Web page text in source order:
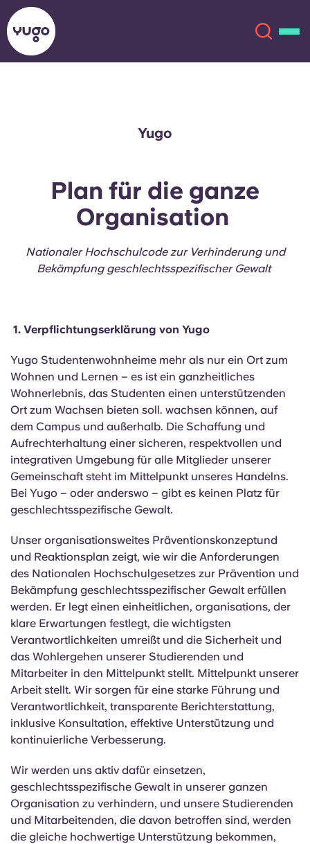
English (US)
Chinese
Español
Català
Deutsch
Italian
French
Portuguese
Wähle eine Unterkunft aus
Anmelden
Jetzt buchen
Chinese
Català Deutsch
Italian French
Yugo
Plan für die ganze
Organisation
Nationaler Hochschulcode zur Verhinderung und
Bekämpfung geschlechtsspezifischer Gewalt
1. Verpflichtungserklärung von Yugo
Yugo Studentenwohnheime mehr als nur ein Ort zum
Wohnen und Lernen – es ist ein ganzheitliches
Wohnerlebnis, das Studenten einen unterstützenden
Ort zum Wachsen bieten soll. wachsen können, auf
dem Campus und außerhalb. Die Schaffung und
Aufrechterhaltung einer sicheren, respektvollen und
integrativen Umgebung für alle Mitglieder unserer
Gemeinschaft steht im Mittelpunkt unseres Handelns.
Bei Yugo – oder anderswo – gibt es keinen Platz für
geschlechtsspezifische Gewalt.
Unser organisationsweites Präventionskonzeptund
und Reaktionsplan zeigt, wie wir die Anforderungen
des Nationalen Hochschulgesetzes zur Prävention und
Bekämpfung geschlechtsspezifischer Gewalt erfüllen
werden. Er legt einen einheitlichen, organisations, der
klare Erwartungen festlegt, die wichtigsten
Verantwortlichkeiten umreißt und die Sicherheit und
das Wohlergehen unserer Studierenden und
Mitarbeiter in den Mittelpunkt stellt. Mittelpunkt unserer
Arbeit stellt. Wir sorgen für eine starke Führung und
Verantwortlichkeit, transparente Berichterstattung,
inklusive Konsultation, effektive Unterstützung und
kontinuierliche Verbesserung.
Wir werden uns aktiv dafür einsetzen,
geschlechtsspezifische Gewalt in unserer ganzen
Organisation zu verhindern, und unsere Studierenden
und Mitarbeitenden, die davon betroffen sind, werden
die gleiche hochwertige Unterstützung bekommen,